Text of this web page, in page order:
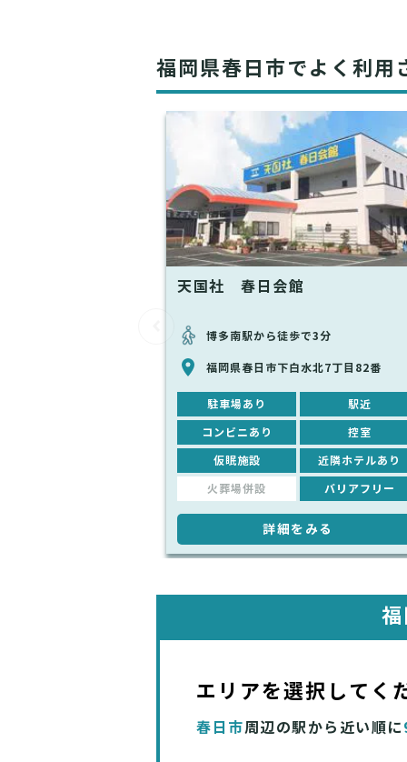
福岡県春日市でよく利用
天国社 春日会館
博多南駅から徒歩で3分
福岡県春日市下白水北7丁目82番
駐車場あり 駅近
コンビニあり 控室
仮眠施設 近隣ホテルあり
火葬場併設 バリアフリー
詳細をみる
エリアを選択してく
春日市周辺の駅から近い順に